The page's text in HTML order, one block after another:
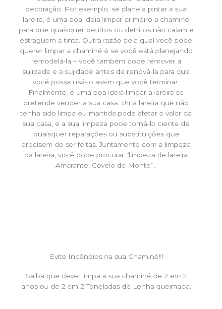
decoração. Por exemplo, se planeia pintar a sua
lareira, é uma boa ideia limpar primeiro a chaminé
para que quaisquer detritos ou detritos não caiam e
estraguem a tinta. Outra razão pela qual você pode
querer limpar a chaminé é se você está planejando
remodelá-la – você também pode remover a
sujidade e a sujidade antes de renová-la para que
você possa usá-lo assim que você terminar.
Finalmente, é uma boa ideia limpar a lareira se
pretende vender a sua casa. Uma lareira que não
tenha sido limpa ou mantida pode afetar o valor da
sua casa, e a sua limpeza pode torná-lo ciente de
quaisquer reparações ou substituições que
precisem de ser feitas. Juntamente com a limpeza
da lareira, você pode procurar “limpeza de lareira
Amarante, Covelo do Monte”.
Evite Incêndios na sua Chaminé!!!
Saiba que deve limpa a sua chaminé de 2 em 2
anos ou de 2 em 2 Toneladas de Lenha queimada.